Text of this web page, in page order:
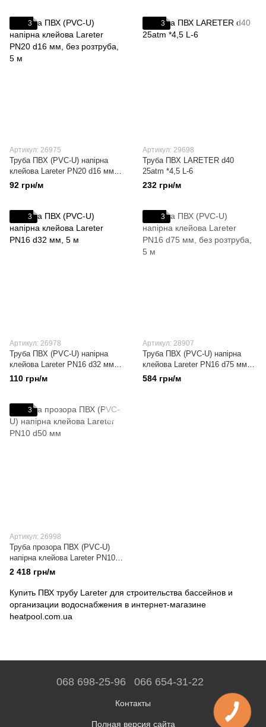
3
Артикул: 26975
Труба ПВХ (PVC-U) напірна
клейова Lareter PN20 d16 мм,
без розтруба, 5 м
92 грн/м
3
Артикул: 29698
Труба ПВХ LARETER d40
25atm *4,5 L-6
232 грн/м
3
Артикул: 26978
Труба ПВХ (PVC-U) напірна
клейова Lareter PN16 d32 мм, 5
м
110 грн/м
3
Артикул: 28907
Труба ПВХ (PVC-U) напірна
клейова Lareter PN16 d75 мм,
без розтруба, 5 м
584 грн/м
3
Артикул: 26998
Труба прозора ПВХ (PVC-U)
напірна клейова Lareter PN10
d50 мм
2 418 грн/м
Купить ПВХ трубу Lareter для строительства бассейнов и
организации водоснабжения в интернет-магазине
heatpool.com.ua
068 698-25-96 066 654-31-22
Контакты
Полная версия сайта